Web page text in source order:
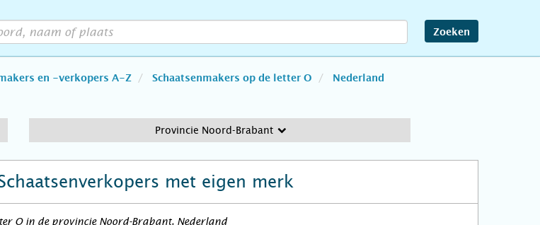
Zoeken
en -verkopers A-Z Schaatsenmakers op de letter O
Nederland
Provincie Noord-Brabant
met eigen merk
O in de provincie Noord-Brabant, Nederland